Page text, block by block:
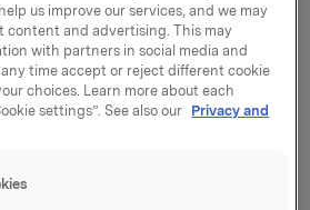
hovedsakelig under
og Snøgg, og selges
bedriftsmarkedet, gjennom
eksport.
fra før ledende posisjoner innen
merkevarer som Cederroth First
us improve our services, and we may
content and advertising. This may
with partners in social media and
time accept or reject different cookie
choices. Learn more about each
settings”. See also our Privacy and